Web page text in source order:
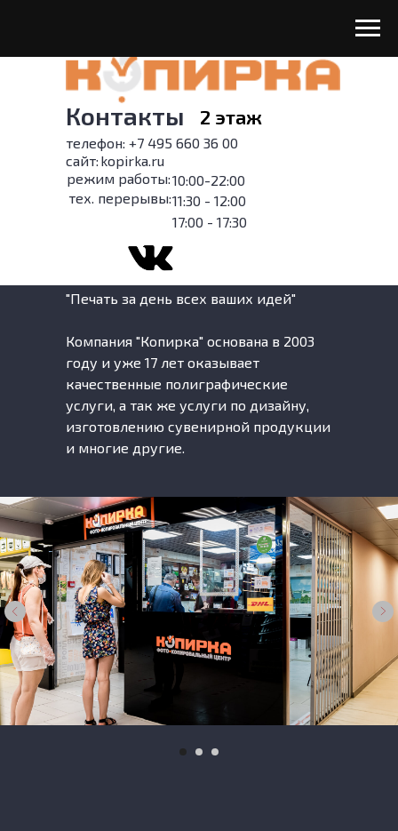
"Печать за день всех ваших идей"
Компания "Копирка" основана в 2003
году и уже 17 лет оказывает
качественные полиграфические
услуги, а так же услуги по дизайну,
изготовлению сувенирной продукции
и многие другие.
Контакты
режим работы:10:00-22:00
2 этаж
сайт: kopirka.ru
телефон: +7 495 660 36 00
тех. перерывы:11:30 - 12:00
17:00 - 17:30